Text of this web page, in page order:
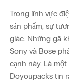
Trong lĩnh vực
sản phẩm, sự
giác. Những gã
Sony và Bose
cạnh này. Là
Doyoupacks tin